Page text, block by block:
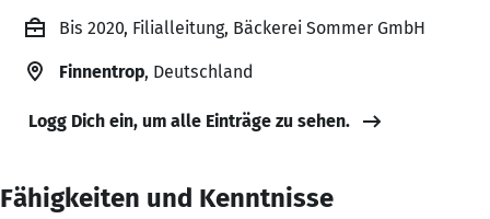
Bis 2020, Filialleitung, Bäckerei Sommer GmbH
Finnentrop, Deutschland
Logg Dich ein, um alle Einträge zu sehen.
Fähigkeiten und Kenntnisse